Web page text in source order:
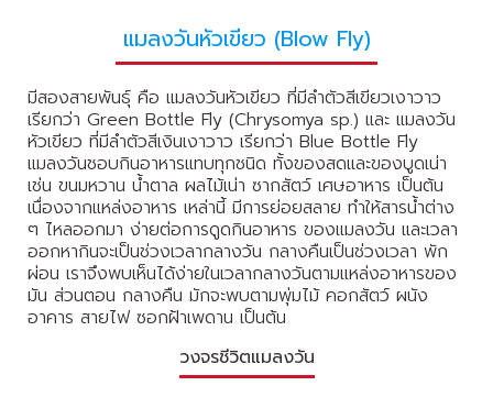
แมลงวันหัวเขียว (Blow Fly)
มีสองสายพันธุ์ คือ แมลงวันหัวเขียว ที่มีลำตัวสีเขียวเงาวาว
เรียกว่า Green Bottle Fly (Chrysomya sp.) และ แมลงวัน
หัวเขียว ที่มีลำตัวสีเงินเงาวาว เรียกว่า Blue Bottle Fly
แมลงวันชอบกินอาหารแทบทุกชนิด ทั้งของสดและของบูดเน่า
เช่น ขนมหวาน น้ำตาล ผลไม้เน่า ซากสัตว์ เศษอาหาร เป็นต้น
เนื่องจากแหล่งอาหาร เหล่านี้ มีการย่อยสลาย ทำให้สารน้ำต่าง
ๆ ไหลออกมา ง่ายต่อการดูดกินอาหาร ของแมลงวัน และเวลา
ออกหากินจะเป็นช่วงเวลากลางวัน กลางคืนเป็นช่วงเวลา พัก
ผ่อน เราจึงพบเห็นได้ง่ายในเวลากลางวันตามแหล่งอาหารของ
มัน ส่วนตอน กลางคืน มักจะพบตามพุ่มไม้ คอกสัตว์ ผนัง
อาคาร สายไฟ ซอกฝ้าเพดาน เป็นต้น
วงจรชีวิตแมลงวัน